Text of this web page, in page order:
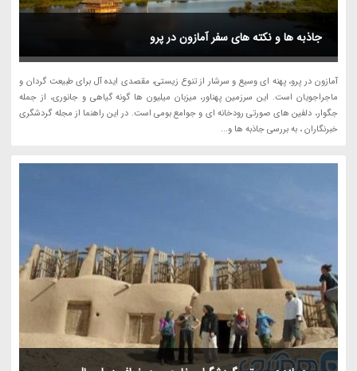
جاذبه ها و نکته های سفر آمازون در پرو
آمازون در پرو، پهنه ای وسیع و سرشار از تنوع زیستی، مقصدی ایده آل برای طبیعت گردان و
ماجراجویان است. این سرزمین پهناور، میزبان میلیون ها گونه گیاهی و جانوری، از جمله
جگوار، دلفین های صورتی رودخانه ای و جوامع بومی است. در این راهنما از مجله گردشگری
خبرنگاران ، به بررسی جاذبه ها و...